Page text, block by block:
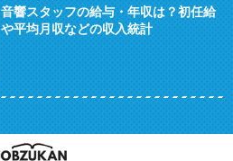
音響スタッフの給与・年収は？初任給
や平均月収などの収入統計